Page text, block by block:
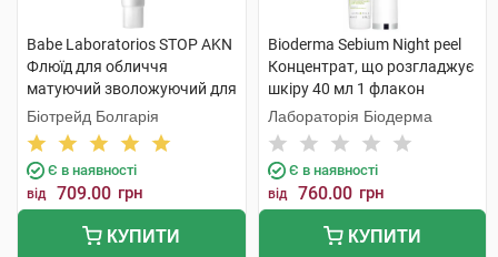
Babe Laboratorios STOP AKN
Флюїд для обличчя
матуючий зволожуючий для
жирної та проблемної шкіри
50 мл 1 туба
Біотрейд Болгарія
Є в наявності
від 709.00 грн
КУПИТИ
Bioderma Sebium Night peel
Концентрат, що розгладжує
шкіру 40 мл 1 флакон
Лабораторія Біодерма
Є в наявності
від 760.00 грн
КУПИТИ